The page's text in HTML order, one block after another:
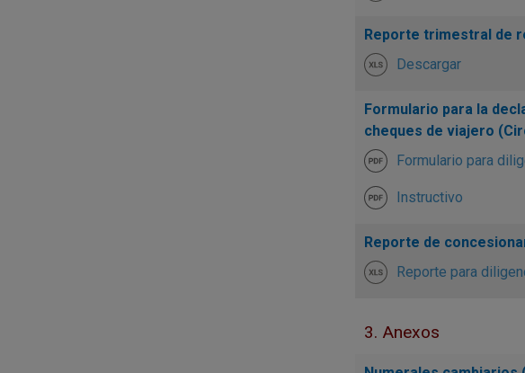
Reporte trimestral de
Descargar
Formulario para la
cheques de viajero
Formulario para
Instructivo
Reporte de
Reporte para
3. Anexos